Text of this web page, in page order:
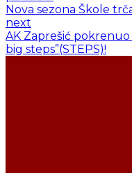
Nova sezona Škole
next
AK Zaprešić
big steps”(STEPS)!